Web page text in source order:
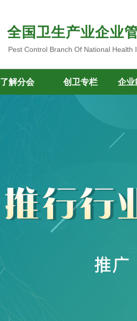
全国卫生产业企业
Pest Control Branch Of National
了解分会 创卫专栏 企业